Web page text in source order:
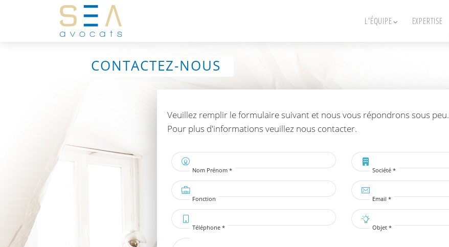
L'ÉQUIPE EXPERTISE
CONTACTEZ-NOUS
Veuillez remplir le formulaire suivant et nous vous répondrons sous peu.
Pour plus d'informations veuillez nous contacter.
Nom Prénom * Société *
Fonction Email *
Téléphone * Objet *